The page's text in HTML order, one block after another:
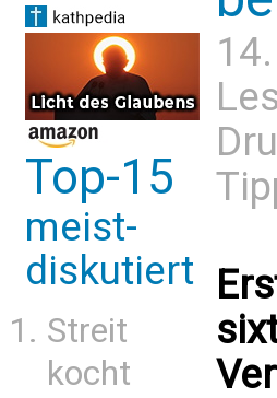
Top-15
meist-
diskutiert
Streit
kocht